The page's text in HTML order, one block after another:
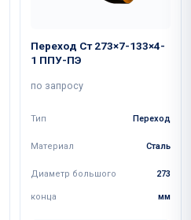
Переход Ст 273×7-133×4-
1 ППУ-ПЭ
по запросу
Тип Переход
Материал Сталь
Диаметр большого
конца
273
мм